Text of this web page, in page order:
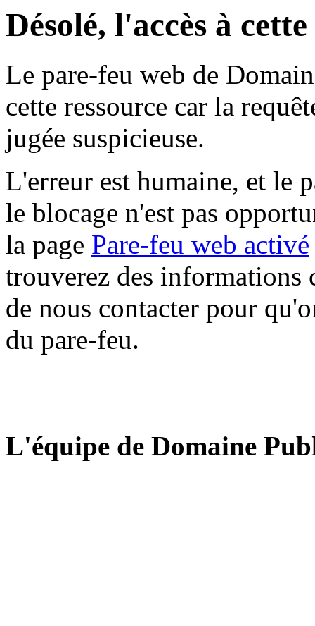
Désolé, l'accès à
Le pare-feu web de
cette ressource car la
jugée suspicieuse.
L'erreur est humaine, et le
le blocage n'est pas
la page Pare-feu web activé
trouverez des informations
de nous contacter pour
du pare-feu.
L'équipe de Domaine